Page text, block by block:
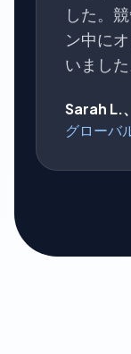
した。
ン中に
いまし
Sarah L.
グローバ